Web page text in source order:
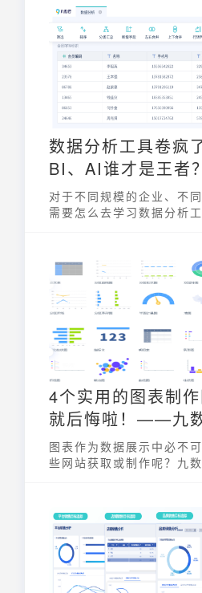
复劳动，并确保数据的一
将详细介绍在Excel中如何
格引用另一个单元格的数
法，帮助您更好地利用
数据分析工具卷疯
BI、AI谁才是王者？
对于不同规模的企业、不
需要怎么去学习数据分析
4个实用的图表制
就后悔啦！——九
图表作为数据展示中必不
些网站获取或制作呢？九